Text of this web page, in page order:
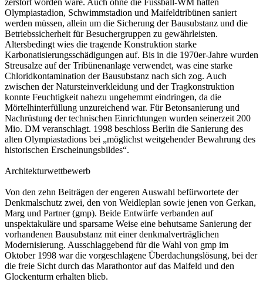
Olympiastadion, Schwimmstadion und Maifeldtribünen saniert
werden müssen, allein um die Sicherung der Bausubstanz und die
Betriebssicherheit für Besuchergruppen zu gewährleisten.
Altersbedingt wies die tragende Konstruktion starke
Karbonatisierungsschädigungen auf. Bis in die 1970er-Jahre wurden
Streusalze auf der Tribünenanlage verwendet, was eine starke
Chloridkontamination der Bausubstanz nach sich zog. Auch
zwischen der Natursteinverkleidung und der Tragkonstruktion
konnte Feuchtigkeit nahezu ungehemmt eindringen, da die
Mörtelhinterfüllung unzureichend war. Für Betonsanierung und
Nachrüstung der technischen Einrichtungen wurden seinerzeit 200
Mio. DM veranschlagt. 1998 beschloss Berlin die Sanierung des
alten Olympiastadions bei „möglichst weitgehender Bewahrung des
historischen Erscheinungsbildes“.
Architekturwettbewerb
Von den zehn Beiträgen der engeren Auswahl befürwortete der
Denkmalschutz zwei, den von Weidleplan sowie jenen von Gerkan,
Marg und Partner (gmp). Beide Entwürfe verbanden auf
unspektakuläre und sparsame Weise eine behutsame Sanierung der
vorhandenen Bausubstanz mit einer denkmalverträglichen
Modernisierung. Ausschlaggebend für die Wahl von gmp im
Oktober 1998 war die vorgeschlagene Überdachungslösung, bei der
die freie Sicht durch das Marathontor auf das Maifeld und den
Glockenturm erhalten blieb.